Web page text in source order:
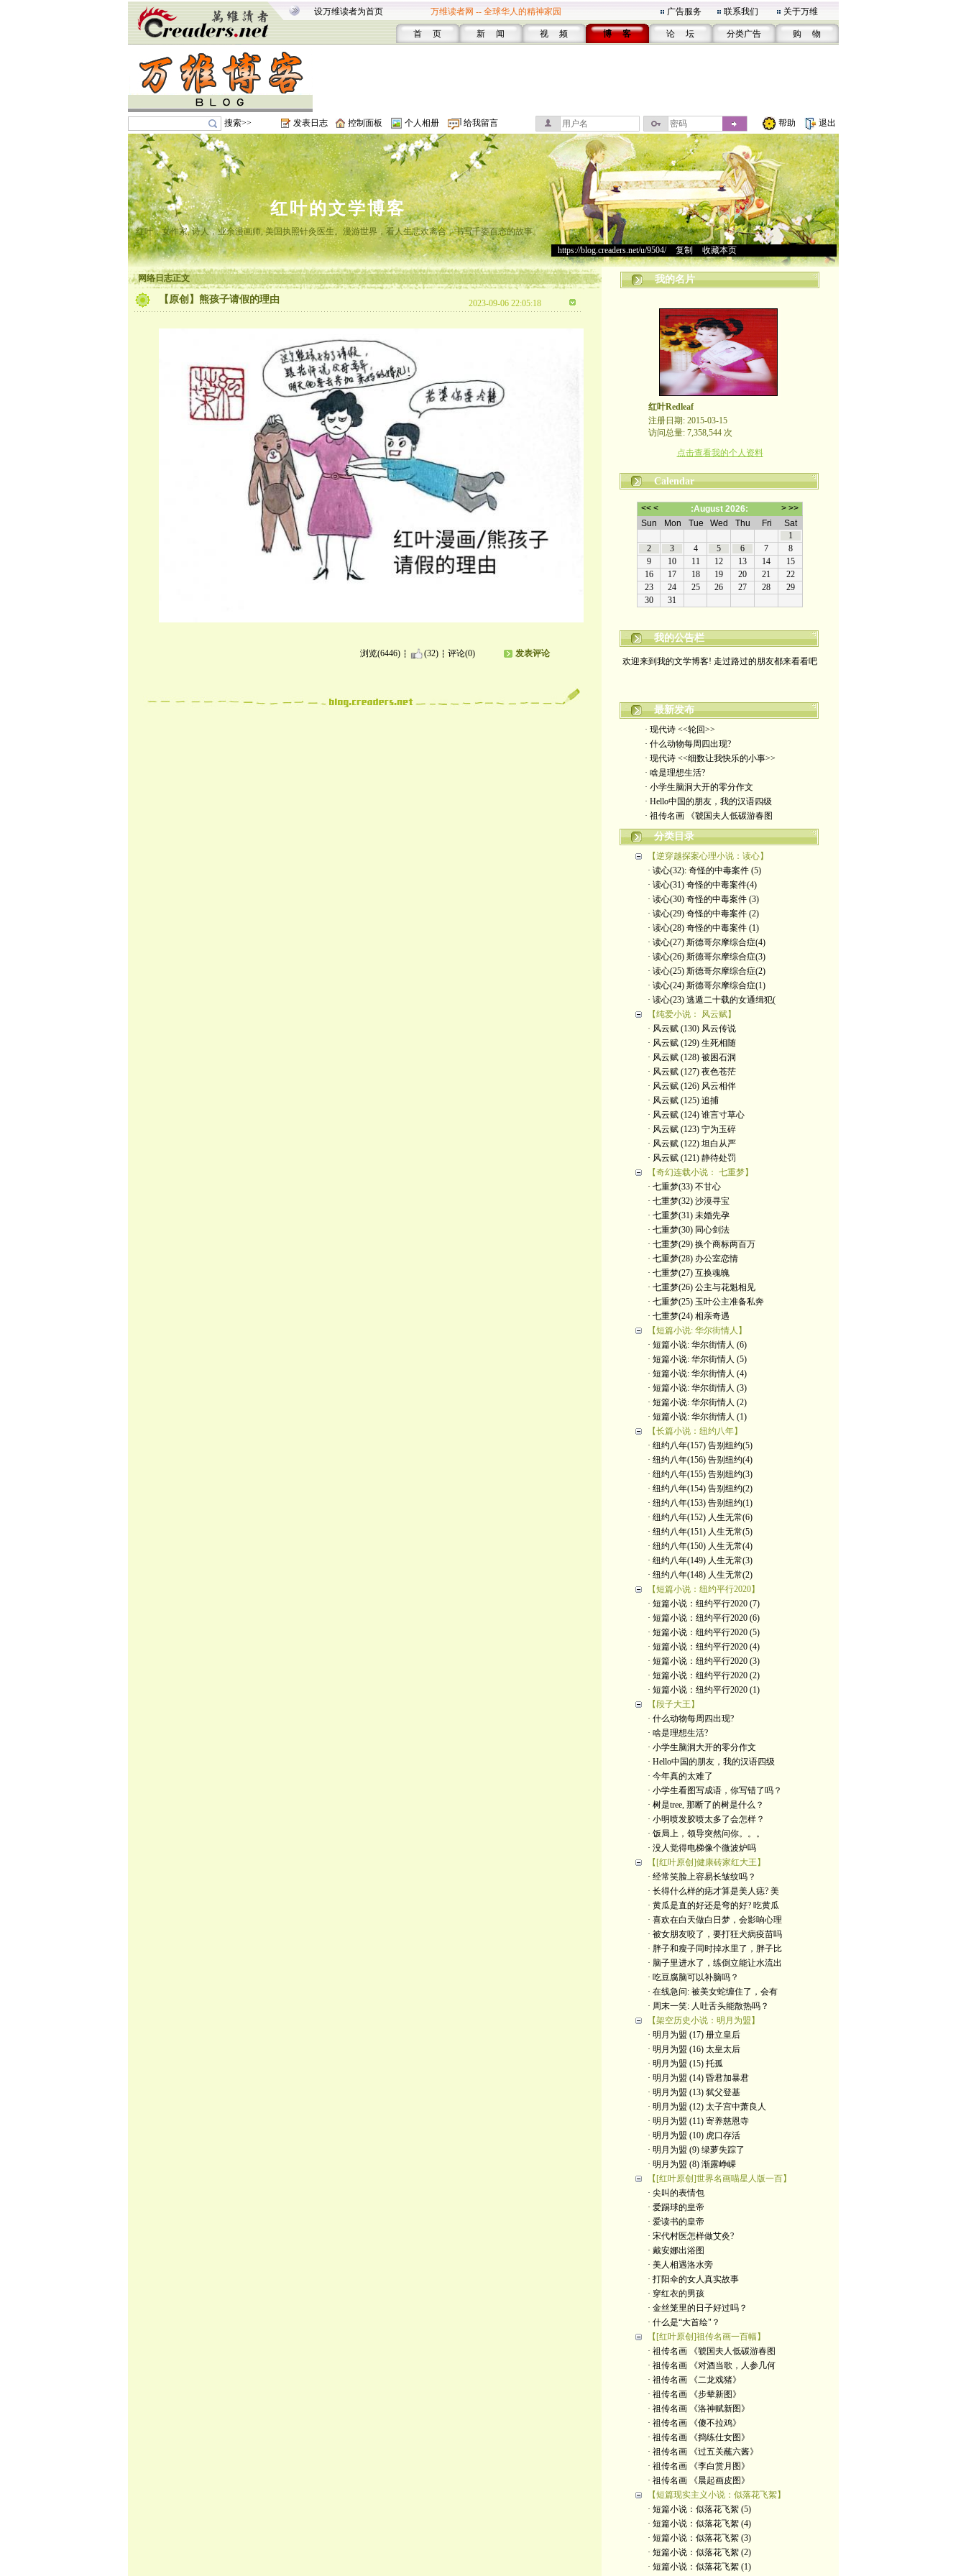
设万维读者为首页 万维读者网 -- 全球华人的精神家园 广告服务 联系我们 关于万维
首 页 新 闻 视 频 博 客 论 坛 分类广告 购 物
搜索>> 发表日志 控制面板 个人相册 给我留言 帮助 退出
红叶的文学博客
红叶，女作家, 诗人，业余漫画师, 美国执照针灸医生。漫游世界，看人生悲欢离合，书写千姿百态的故事。
https://blog.creaders.net/u/9504/> 复制 收藏本页
网络日志正文
【原创】熊孩子请假的理由 2023-09-06 22:05:18
浏览(6446) (32) 评论(0) 发表评论
我的名片
红叶Redleaf
注册日期: 2015-03-15
访问总量: 7,358,544 次
点击查看我的个人资料
Calendar
我的公告栏
最新发布
· 现代诗 <<轮回>>
· 什么动物每周四出现?
· 现代诗 <<细数让我快乐的小事>>
· 啥是理想生活?
· 小学生脑洞大开的零分作文
· Hello中国的朋友，我的汉语四级
· 祖传名画 《虢国夫人低碳游春图
分类目录
【逆穿越探案心理小说：读心】
· 读心(32): 奇怪的中毒案件 (5)
· 读心(31) 奇怪的中毒案件(4)
· 读心(30) 奇怪的中毒案件 (3)
· 读心(29) 奇怪的中毒案件 (2)
· 读心(28) 奇怪的中毒案件 (1)
· 读心(27) 斯德哥尔摩综合症(4)
· 读心(26) 斯德哥尔摩综合症(3)
· 读心(25) 斯德哥尔摩综合症(2)
· 读心(24) 斯德哥尔摩综合症(1)
· 读心(23) 逃遁二十载的女通缉犯(
【纯爱小说： 风云赋】
· 风云赋 (130) 风云传说
· 风云赋 (129) 生死相随
· 风云赋 (128) 被困石洞
· 风云赋 (127) 夜色苍茫
· 风云赋 (126) 风云相伴
· 风云赋 (125) 追捕
· 风云赋 (124) 谁言寸草心
· 风云赋 (123) 宁为玉碎
· 风云赋 (122) 坦白从严
· 风云赋 (121) 静待处罚
【奇幻连载小说： 七重梦】
· 七重梦(33) 不甘心
· 七重梦(32) 沙漠寻宝
· 七重梦(31) 未婚先孕
· 七重梦(30) 同心剑法
· 七重梦(29) 换个商标两百万
· 七重梦(28) 办公室恋情
· 七重梦(27) 互换魂魄
· 七重梦(26) 公主与花魁相见
· 七重梦(25) 玉叶公主准备私奔
· 七重梦(24) 相亲奇遇
【短篇小说: 华尔街情人】
· 短篇小说: 华尔街情人 (6)
· 短篇小说: 华尔街情人 (5)
· 短篇小说: 华尔街情人 (4)
· 短篇小说: 华尔街情人 (3)
· 短篇小说: 华尔街情人 (2)
· 短篇小说: 华尔街情人 (1)
【长篇小说：纽约八年】
· 纽约八年(157) 告别纽约(5)
· 纽约八年(156) 告别纽约(4)
· 纽约八年(155) 告别纽约(3)
· 纽约八年(154) 告别纽约(2)
· 纽约八年(153) 告别纽约(1)
· 纽约八年(152) 人生无常(6)
· 纽约八年(151) 人生无常(5)
· 纽约八年(150) 人生无常(4)
· 纽约八年(149) 人生无常(3)
· 纽约八年(148) 人生无常(2)
【短篇小说：纽约平行2020】
· 短篇小说：纽约平行2020 (7)
· 短篇小说：纽约平行2020 (6)
· 短篇小说：纽约平行2020 (5)
· 短篇小说：纽约平行2020 (4)
· 短篇小说：纽约平行2020 (3)
· 短篇小说：纽约平行2020 (2)
· 短篇小说：纽约平行2020 (1)
【段子大王】
· 什么动物每周四出现?
· 啥是理想生活?
· 小学生脑洞大开的零分作文
· Hello中国的朋友，我的汉语四级
· 今年真的太难了
· 小学生看图写成语，你写错了吗？
· 树是tree, 那断了的树是什么？
· 小明喷发胶喷太多了会怎样？
· 饭局上，领导突然问你。。。
· 没人觉得电梯像个微波炉吗
【[红叶原创]健康砖家红大王】
· 经常笑脸上容易长皱纹吗？
· 长得什么样的痣才算是美人痣? 美
· 黄瓜是直的好还是弯的好? 吃黄瓜
· 喜欢在白天做白日梦，会影响心理
· 被女朋友咬了，要打狂犬病疫苗吗
· 胖子和瘦子同时掉水里了，胖子比
· 脑子里进水了，练倒立能让水流出
· 吃豆腐脑可以补脑吗？
· 在线急问: 被美女蛇缠住了，会有
· 周末一笑: 人吐舌头能散热吗？
【架空历史小说：明月为盟】
· 明月为盟 (17) 册立皇后
· 明月为盟 (16) 太皇太后
· 明月为盟 (15) 托孤
· 明月为盟 (14) 昏君加暴君
· 明月为盟 (13) 弑父登基
· 明月为盟 (12) 太子宫中萧良人
· 明月为盟 (11) 寄养慈恩寺
· 明月为盟 (10) 虎口存活
· 明月为盟 (9) 绿萝失踪了
· 明月为盟 (8) 渐露峥嵘
【[红叶原创]世界名画喵星人版一百】
· 尖叫的表情包
· 爱踢球的皇帝
· 爱读书的皇帝
· ​宋代村医怎样做艾灸?
· 戴安娜出浴图
· 美人相遇洛水旁
· 打阳伞的女人真实故事
· 穿红衣的男孩
· 金丝笼里的日子好过吗？
· 什么是“大首绘"？
【[红叶原创]祖传名画一百幅】
· 祖传名画 《虢国夫人低碳游春图
· 祖传名画 《对酒当歌，人参几何
· 祖传名画 《二龙戏猪》
· 祖传名画 《步辇新图》
· 祖传名画 《洛神赋新图》
· 祖传名画 《傻不拉鸡》
· 祖传名画 《捣练仕女图》
· 祖传名画 《过五关蘸六酱》
· 祖传名画 《李白赏月图》
· 祖传名画 《晨起画皮图》
【短篇现实主义小说：似落花飞絮】
· 短篇小说：似落花飞絮 (5)
· 短篇小说：似落花飞絮 (4)
· 短篇小说：似落花飞絮 (3)
· 短篇小说：似落花飞絮 (2)
· 短篇小说：似落花飞絮 (1)